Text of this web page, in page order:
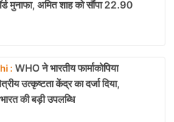
मुनाफा, अमित शाह को सौंपा 22.90
: WHO ने भारतीय फार्माकोपिया
उत्कृष्टता केंद्र का दर्जा दिया,
की बड़ी उपलब्धि